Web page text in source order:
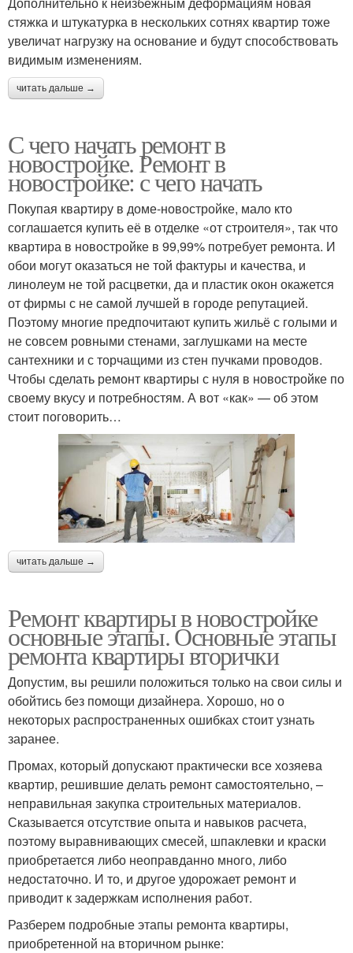
стяжка и штукатурка в нескольких сотнях квартир тоже
увеличат нагрузку на основание и будут способствовать
видимым изменениям.
читать дальше →
С чего начать ремонт в
новостройке. Ремонт в
новостройке: с чего начать
Покупая квартиру в доме-новостройке, мало кто
соглашается купить её в отделке «от строителя», так что
квартира в новостройке в 99,99% потребует ремонта. И
обои могут оказаться не той фактуры и качества, и
линолеум не той расцветки, да и пластик окон окажется
от фирмы с не самой лучшей в городе репутацией.
Поэтому многие предпочитают купить жильё с голыми и
не совсем ровными стенами, заглушками на месте
сантехники и с торчащими из стен пучками проводов.
Чтобы сделать ремонт квартиры с нуля в новостройке по
своему вкусу и потребностям. А вот «как» — об этом
стоит поговорить…
читать дальше →
Ремонт квартиры в новостройке
основные этапы. Основные этапы
ремонта квартиры вторички
Допустим, вы решили положиться только на свои силы и
обойтись без помощи дизайнера. Хорошо, но о
некоторых распространенных ошибках стоит узнать
заранее.
Промах, который допускают практически все хозяева
квартир, решившие делать ремонт самостоятельно, –
неправильная закупка строительных материалов.
Сказывается отсутствие опыта и навыков расчета,
поэтому выравнивающих смесей, шпаклевки и краски
приобретается либо неоправданно много, либо
недостаточно. И то, и другое удорожает ремонт и
приводит к задержкам исполнения работ.
Разберем подробные этапы ремонта квартиры,
приобретенной на вторичном рынке: